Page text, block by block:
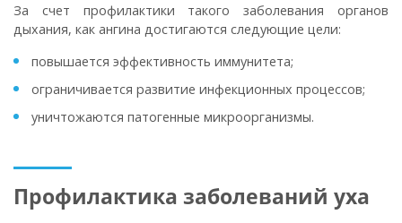
За счет профилактики такого заболевания органов
дыхания, как ангина достигаются следующие цели:
повышается эффективность иммунитета;
ограничивается развитие инфекционных процессов;
уничтожаются патогенные микроорганизмы.
Профилактика заболеваний уха